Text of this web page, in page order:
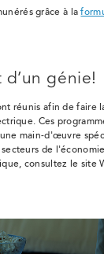
grâce à la
d’un génie!
réunis afin de faire
Ces
main-d'œuvre
de
consultez le site